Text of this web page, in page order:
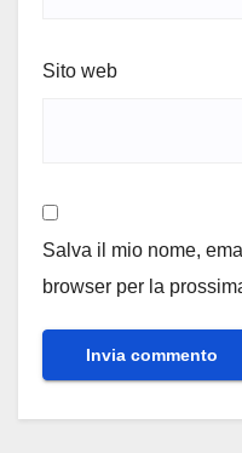
Sito web
Salva il mio nome,
browser per la